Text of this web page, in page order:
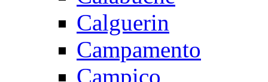
Calguerin
Campamento
Campico